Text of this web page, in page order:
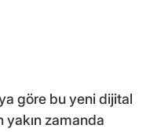
göre bu yeni dijital
yakın zamanda